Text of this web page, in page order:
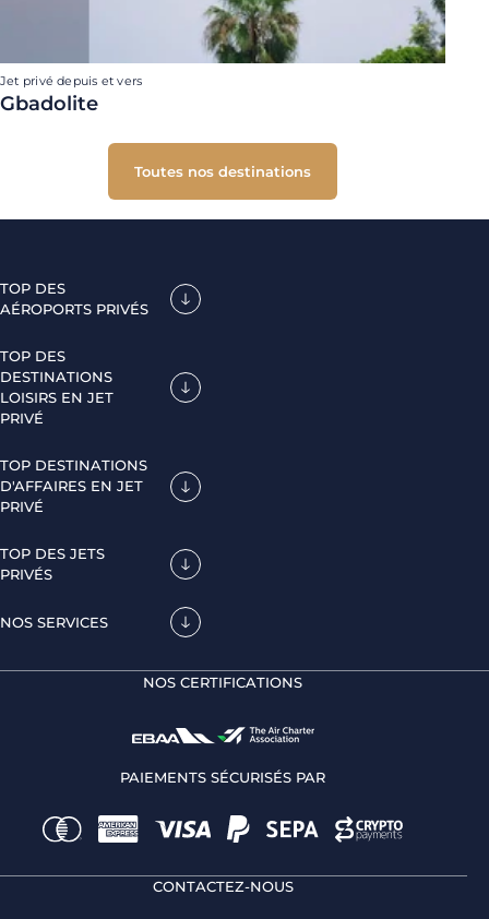
Jet privé depuis et vers
Gbadolite
Toutes nos destinations
TOP DES
AÉROPORTS PRIVÉS
TOP DES
DESTINATIONS
LOISIRS EN JET
PRIVÉ
TOP DESTINATIONS
D'AFFAIRES EN JET
PRIVÉ
TOP DES JETS
PRIVÉS
NOS SERVICES
NOS CERTIFICATIONS
PAIEMENTS SÉCURISÉS PAR
CONTACTEZ-NOUS